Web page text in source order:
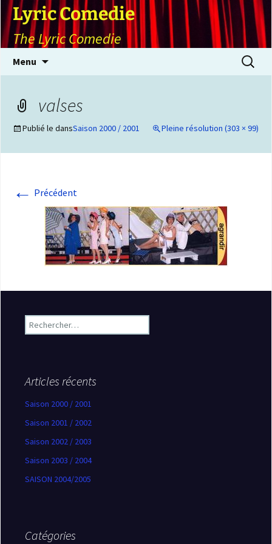
Lyric Comedie
The Lyric Comedie
Menu
valses
Publié le dansSaison 2000 / 2001 Pleine résolution (303 × 99)
← Précédent
Rechercher :
Articles récents
Saison 2000 / 2001
Saison 2001 / 2002
Saison 2002 / 2003
Saison 2003 / 2004
SAISON 2004/2005
Catégories